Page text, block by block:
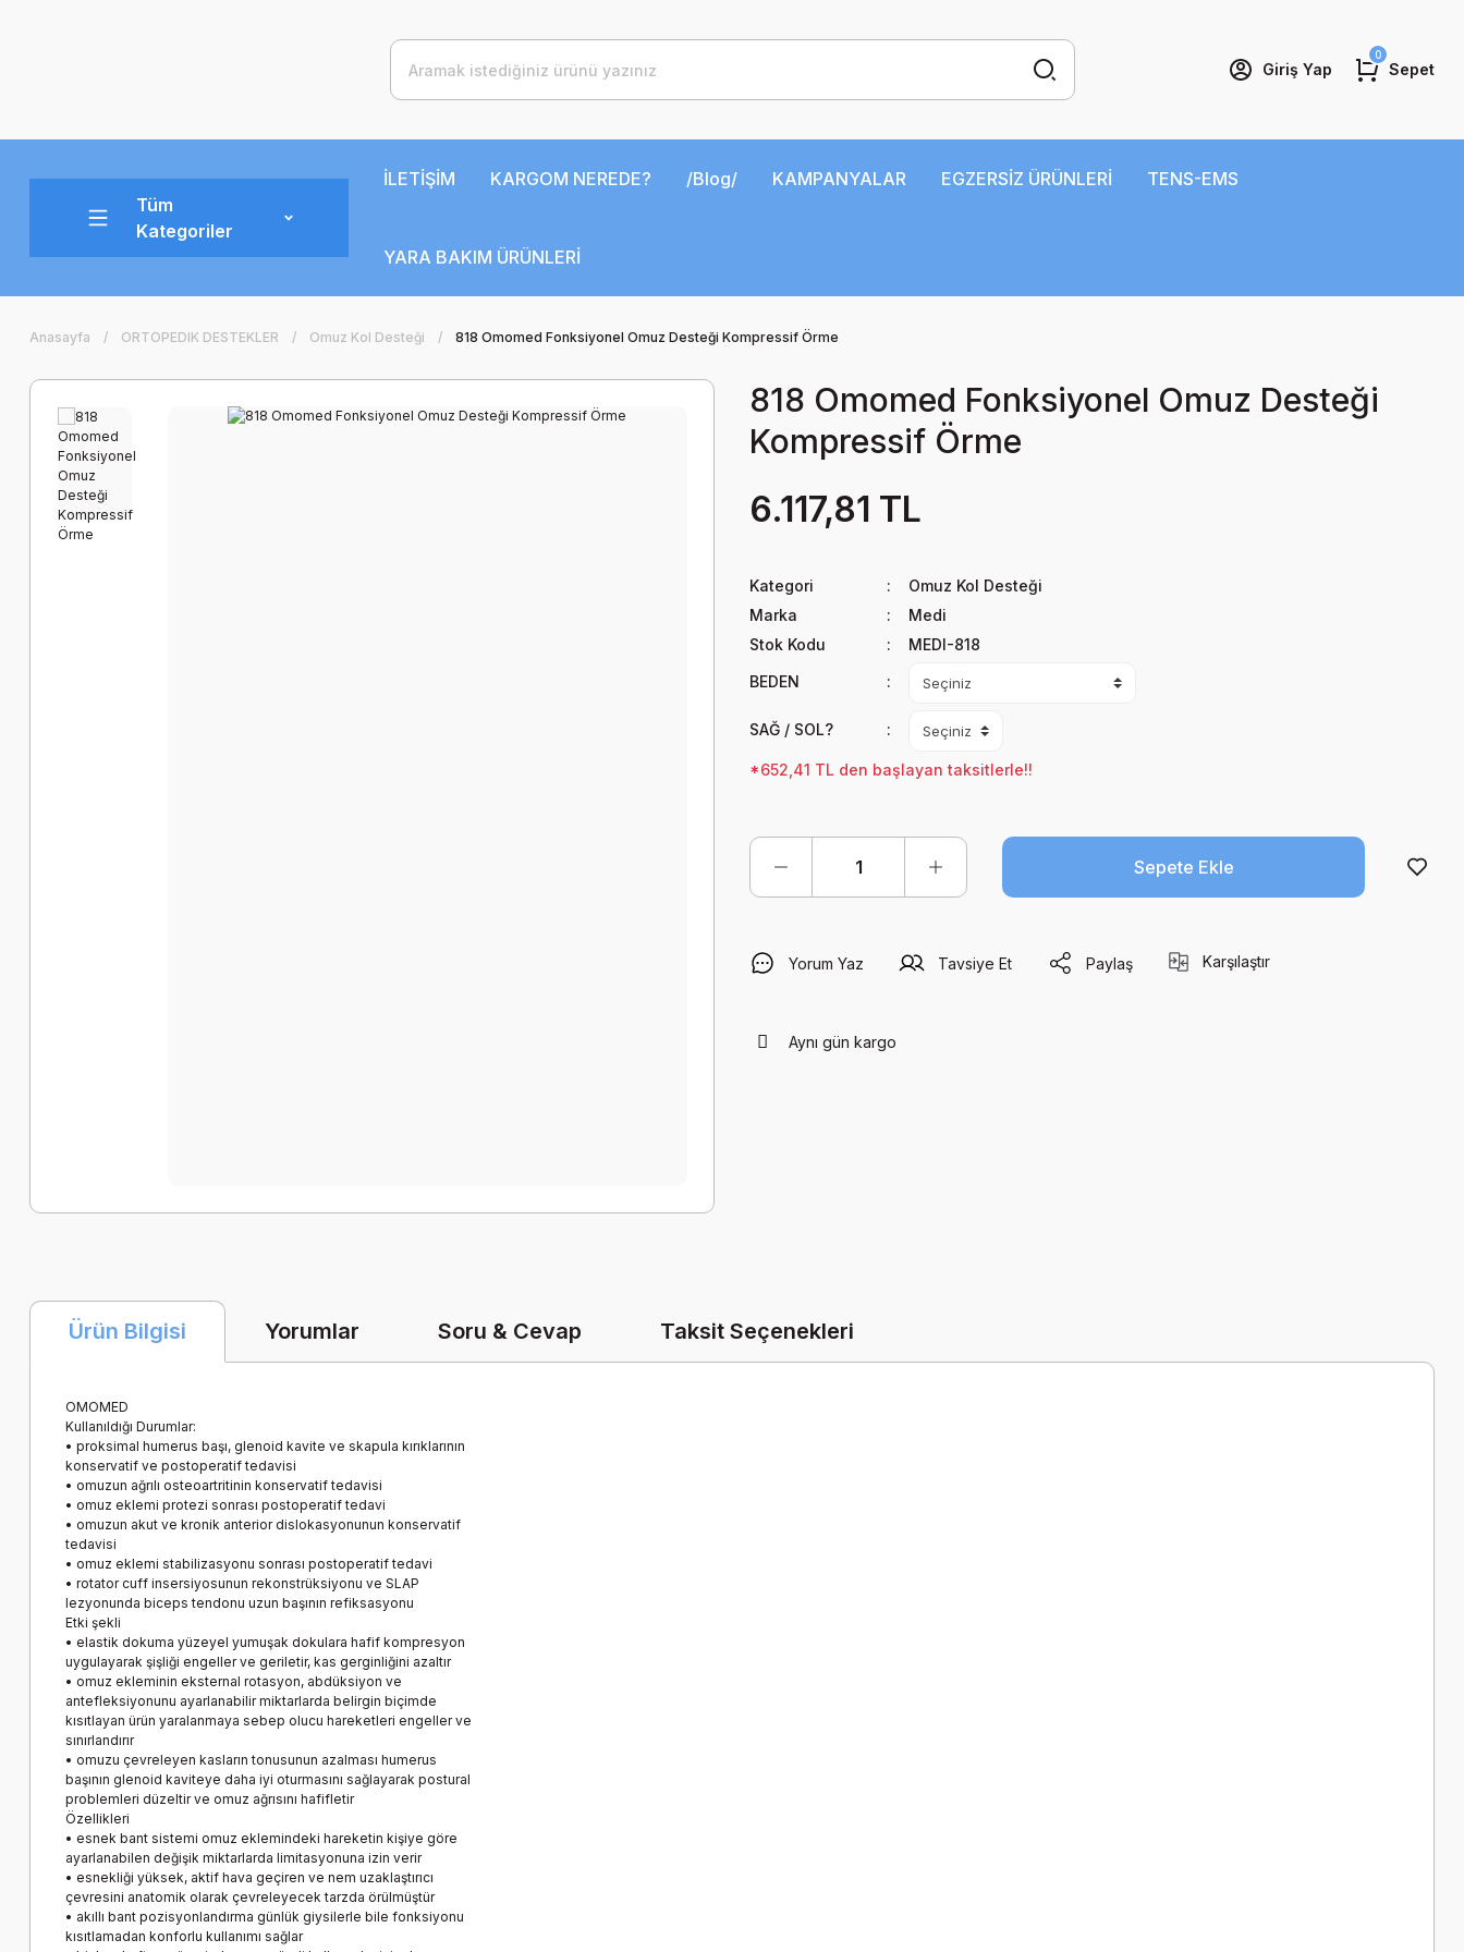
Giriş Yap Sepet
0
Tüm
Kategoriler
İLETİŞİM KARGOM NEREDE? /Blog/ KAMPANYALAR EGZERSİZ ÜRÜNLERİ TENS-EMS
YARA BAKIM ÜRÜNLERİ
Anasayfa ORTOPEDIK DESTEKLER Omuz Kol Desteği 818 Omomed Fonksiyonel Omuz Desteği Kompressif Örme
818 Omomed Fonksiyonel Omuz Desteği
Kompressif Örme
6.117,81 TL
Kategori
Omuz Kol Desteği
Marka
Medi
Stok Kodu
MEDI-818
BEDEN
SAĞ / SOL?
*652,41 TL den başlayan taksitlerle!!
Sepete Ekle
Yorum Yaz Tavsiye Et Paylaş Karşılaştır
Aynı gün kargo
Ürün Bilgisi Yorumlar Soru & Cevap Taksit Seçenekleri
OMOMED
Kullanıldığı Durumlar:
• proksimal humerus başı, glenoid kavite ve skapula kırıklarının
konservatif ve postoperatif tedavisi
• omuzun ağrılı osteoartritinin konservatif tedavisi
• omuz eklemi protezi sonrası postoperatif tedavi
• omuzun akut ve kronik anterior dislokasyonunun konservatif
tedavisi
• omuz eklemi stabilizasyonu sonrası postoperatif tedavi
• rotator cuff insersiyosunun rekonstrüksiyonu ve SLAP
lezyonunda biceps tendonu uzun başının refiksasyonu
Etki şekli
• elastik dokuma yüzeyel yumuşak dokulara hafif kompresyon
uygulayarak şişliği engeller ve geriletir, kas gerginliğini azaltır
• omuz ekleminin eksternal rotasyon, abdüksiyon ve
antefleksiyonunu ayarlanabilir miktarlarda belirgin biçimde
kısıtlayan ürün yaralanmaya sebep olucu hareketleri engeller ve
sınırlandırır
• omuzu çevreleyen kasların tonusunun azalması humerus
başının glenoid kaviteye daha iyi oturmasını sağlayarak postural
problemleri düzeltir ve omuz ağrısını hafifletir
Özellikleri
• esnek bant sistemi omuz eklemindeki hareketin kişiye göre
ayarlanabilen değişik miktarlarda limitasyonuna izin verir
• esnekliği yüksek, aktif hava geçiren ve nem uzaklaştırıcı
çevresini anatomik olarak çevreleyecek tarzda örülmüştür
• akıllı bant pozisyonlandırma günlük giysilerle bile fonksiyonu
kısıtlamadan konforlu kullanımı sağlar